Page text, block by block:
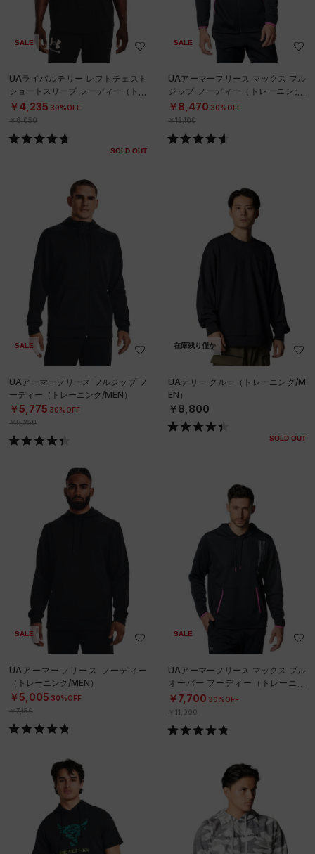
SALE
UAライバルテリー レフトチェスト
ショートスリーブ フーディー（トレ
ーニング/MEN）
￥4,235 30%OFF
￥6,050
SOLD OUT
SALE
UAアーマーフリース マックス フル
ジップ フーディー（トレーニング/
MEN）
￥8,470 30%OFF
￥12,100
SALE
UAアーマーフリース フルジップ フ
ーディー（トレーニング/MEN）
￥5,775 30%OFF
￥8,250
在庫残り僅か
UAテリー クルー（トレーニング/M
EN）
￥8,800
SOLD OUT
SALE
UAアーマーフリース フーディー
（トレーニング/MEN）
￥5,005 30%OFF
￥7,150
SALE
UAアーマーフリース マックス プル
オーバー フーディー（トレーニン
グ/MEN）
￥7,700 30%OFF
￥11,000